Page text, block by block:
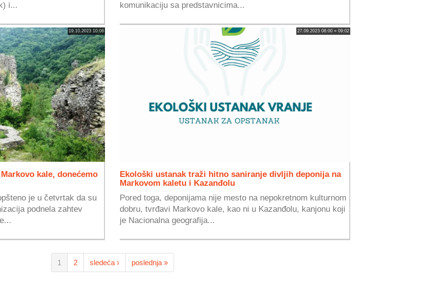
i...
komunikaciju sa predstavnicima...
19.10.2023 10:06
kale, donećemo
je u četvrtak da su
podnela zahtev
27.09.2023 08:00 » 09:02
Ekološki ustanak traži hitno saniranje divljih deponija na
Markovom kaletu i Kazanđolu
Pored toga, deponijama nije mesto na nepokretnom kulturnom
dobru, tvrđavi Markovo kale, kao ni u Kazanđolu, kanjonu koji
je Nacionalna geografija...
1 2 sledeća › poslednja »